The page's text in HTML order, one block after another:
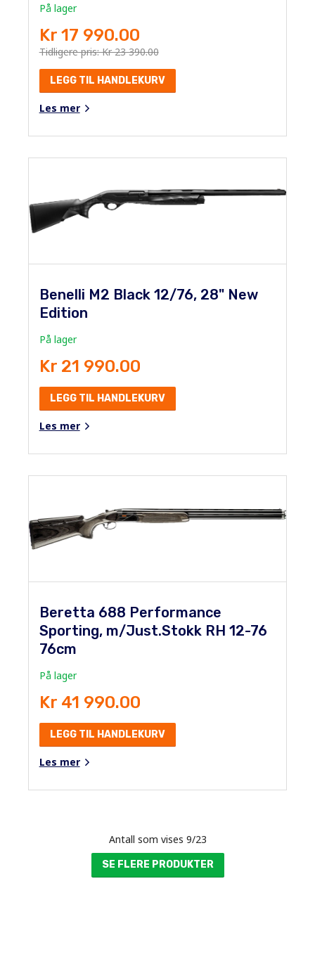
På lager
Kr 17 990.00
Tidligere pris: Kr 23 390.00
LEGG TIL HANDLEKURV
Les mer
Benelli M2 Black 12/76, 28" New
Edition
På lager
Kr 21 990.00
LEGG TIL HANDLEKURV
Les mer
Beretta 688 Performance
Sporting, m/Just.Stokk RH 12-76
76cm
På lager
Kr 41 990.00
LEGG TIL HANDLEKURV
Les mer
Antall som vises 9/23
SE FLERE PRODUKTER